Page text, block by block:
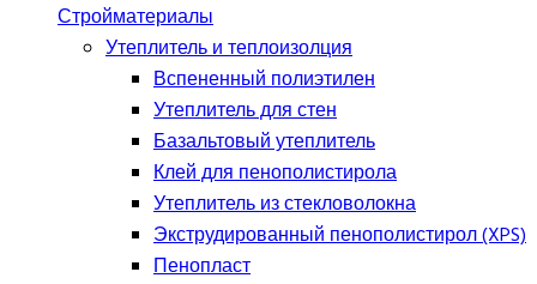
Стройматериалы
Утеплитель и теплоизолция
Вспененный полиэтилен
Утеплитель для стен
Базальтовый утеплитель
Клей для пенополистирола
Утеплитель из стекловолокна
Экструдированный пенополистирол (XPS)
Пенопласт